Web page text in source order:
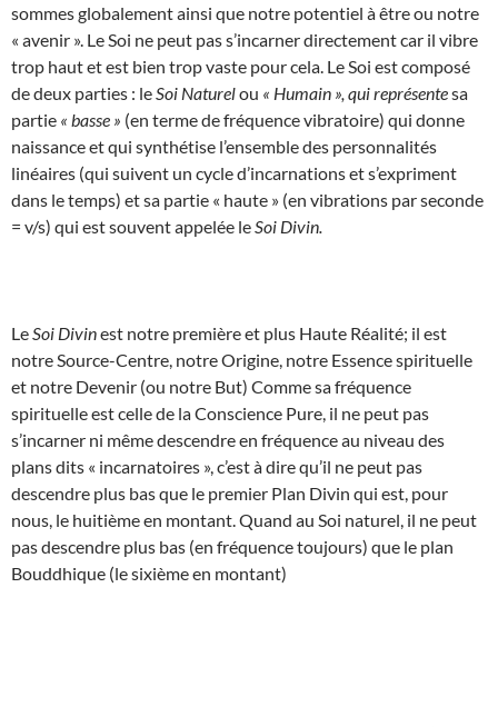
sommes globalement ainsi que notre potentiel à être ou notre
« avenir ». Le Soi ne peut pas s’incarner directement car il vibre
trop haut et est bien trop vaste pour cela. Le Soi est composé
de deux parties : le Soi Naturelou « Humain », qui représentesa
partie « basse » (en terme de fréquence vibratoire) qui donne
naissance et qui synthétise l’ensemble des personnalités
linéaires (qui suivent un cycle d’incarnations et s’expriment
dans le temps) et sa partie « haute » (en vibrations par seconde
= v/s) qui est souvent appelée le Soi Divin.
Le Soi Divinest notre première et plus Haute Réalité; il est
notre Source-Centre, notre Origine, notre Essence spirituelle
et notre Devenir (ou notre But) Comme sa fréquence
spirituelle est celle de la Conscience Pure, il ne peut pas
s’incarner ni même descendre en fréquence au niveau des
plans dits « incarnatoires », c’est à dire qu’il ne peut pas
descendre plus bas que le premier Plan Divin qui est, pour
nous, le huitième en montant. Quand au Soi naturel, il ne peut
pas descendre plus bas (en fréquence toujours) que le plan
Bouddhique (le sixième en montant)